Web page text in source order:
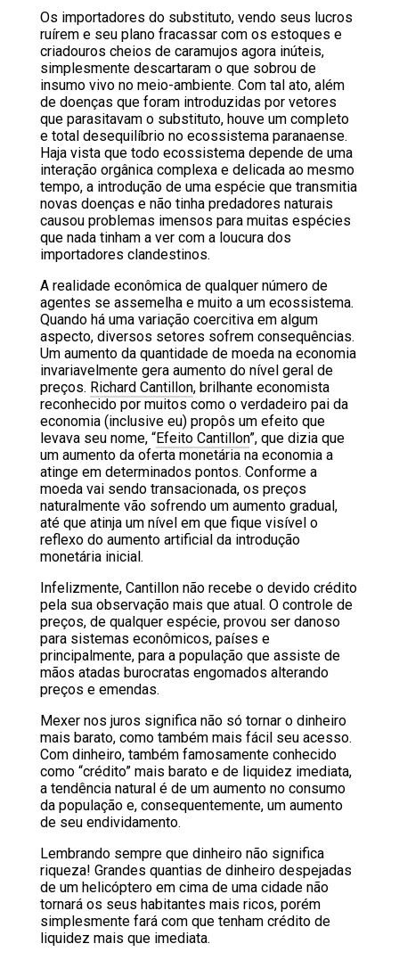
Os importadores do substituto, vendo seus lucros
ruírem e seu plano fracassar com os estoques e
criadouros cheios de caramujos agora inúteis,
simplesmente descartaram o que sobrou de
insumo vivo no meio-ambiente. Com tal ato, além
de doenças que foram introduzidas por vetores
que parasitavam o substituto, houve um completo
e total desequilíbrio no ecossistema paranaense.
Haja vista que todo ecossistema depende de uma
interação orgânica complexa e delicada ao mesmo
tempo, a introdução de uma espécie que transmitia
novas doenças e não tinha predadores naturais
causou problemas imensos para muitas espécies
que nada tinham a ver com a loucura dos
importadores clandestinos.
A realidade econômica de qualquer número de
agentes se assemelha e muito a um ecossistema.
Quando há uma variação coercitiva em algum
aspecto, diversos setores sofrem consequências.
Um aumento da quantidade de moeda na economia
invariavelmente gera aumento do nível geral de
preços. Richard Cantillon, brilhante economista
reconhecido por muitos como o verdadeiro pai da
economia (inclusive eu) propôs um efeito que
levava seu nome, “Efeito Cantillon”, que dizia que
um aumento da oferta monetária na economia a
atinge em determinados pontos. Conforme a
moeda vai sendo transacionada, os preços
naturalmente vão sofrendo um aumento gradual,
até que atinja um nível em que fique visível o
reflexo do aumento artificial da introdução
monetária inicial.
Infelizmente, Cantillon não recebe o devido crédito
pela sua observação mais que atual. O controle de
preços, de qualquer espécie, provou ser danoso
para sistemas econômicos, países e
principalmente, para a população que assiste de
mãos atadas burocratas engomados alterando
preços e emendas.
Mexer nos juros significa não só tornar o dinheiro
mais barato, como também mais fácil seu acesso.
Com dinheiro, também famosamente conhecido
como “crédito” mais barato e de liquidez imediata,
a tendência natural é de um aumento no consumo
da população e, consequentemente, um aumento
de seu endividamento.
Lembrando sempre que dinheiro não significa
riqueza! Grandes quantias de dinheiro despejadas
de um helicóptero em cima de uma cidade não
tornará os seus habitantes mais ricos, porém
simplesmente fará com que tenham crédito de
liquidez mais que imediata.